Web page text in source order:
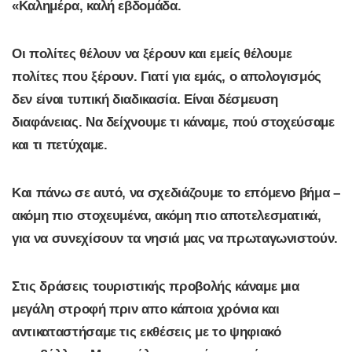
«Καλημέρα, καλή εβδομάδα.
Οι πολίτες θέλουν να ξέρουν και εμείς θέλουμε
πολίτες που ξέρουν. Γιατί για εμάς, ο απολογισμός
δεν είναι τυπική διαδικασία. Είναι δέσμευση
διαφάνειας. Να δείχνουμε τι κάναμε, πού στοχεύσαμε
και τι πετύχαμε.
Και πάνω σε αυτό, να σχεδιάζουμε το επόμενο βήμα –
ακόμη πιο στοχευμένα, ακόμη πιο αποτελεσματικά,
για να συνεχίσουν τα νησιά μας να πρωταγωνιστούν.
Στις δράσεις τουριστικής προβολής κάναμε μια
μεγάλη στροφή πριν απο κάποια χρόνια και
αντικαταστήσαμε τις εκθέσεις με το ψηφιακό